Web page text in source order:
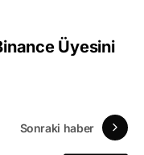
Üyesini
Sonraki haber